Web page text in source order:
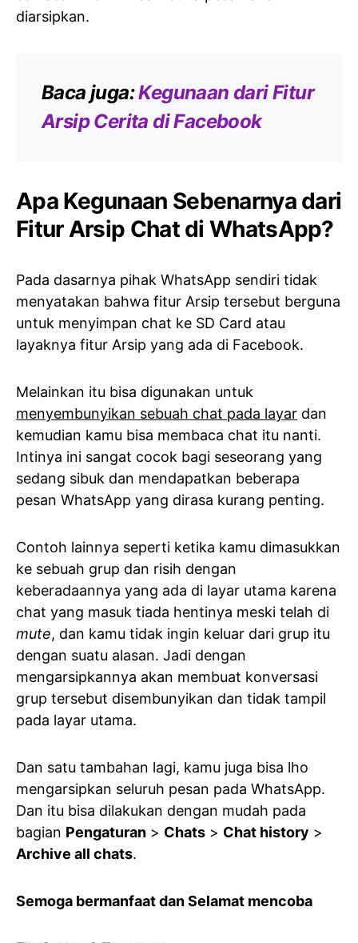
diarsipkan.
Baca juga:Kegunaan dari Fitur
Arsip Cerita di Facebook
Apa Kegunaan Sebenarnya dari
Fitur Arsip Chat di WhatsApp?
Pada dasarnya pihak WhatsApp sendiri tidak
menyatakan bahwa fitur Arsip tersebut berguna
untuk menyimpan chat ke SD Card atau
layaknya fitur Arsip yang ada di Facebook.
Melainkan itu bisa digunakan untuk
menyembunyikan sebuah chat pada layar dan
kemudian kamu bisa membaca chat itu nanti.
Intinya ini sangat cocok bagi seseorang yang
sedang sibuk dan mendapatkan beberapa
pesan WhatsApp yang dirasa kurang penting.
Contoh lainnya seperti ketika kamu dimasukkan
ke sebuah grup dan risih dengan
keberadaannya yang ada di layar utama karena
chat yang masuk tiada hentinya meski telah di
mute, dan kamu tidak ingin keluar dari grup itu
dengan suatu alasan. Jadi dengan
mengarsipkannya akan membuat konversasi
grup tersebut disembunyikan dan tidak tampil
pada layar utama.
Dan satu tambahan lagi, kamu juga bisa lho
mengarsipkan seluruh pesan pada WhatsApp.
Dan itu bisa dilakukan dengan mudah pada
bagian Pengaturan > Chats > Chat history >
Archive all chats.
Semoga bermanfaat dan Selamat mencoba